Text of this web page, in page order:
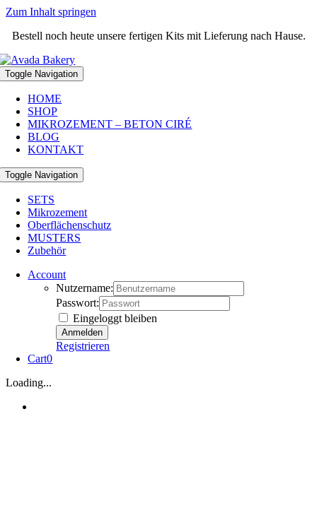
Zum Inhalt springen
Bestell noch heute unsere fertigen Kits mit Lieferung nach Hause.
Toggle Navigation
HOME
SHOP
MIKROZEMENT – BETON CIRÉ
BLOG
KONTAKT
Toggle Navigation
SETS
Mikrozement
Oberflächenschutz
MUSTERS
Zubehör
Account
Nutzername:
Passwort:
Eingeloggt bleiben
Registrieren
Cart0
Loading...